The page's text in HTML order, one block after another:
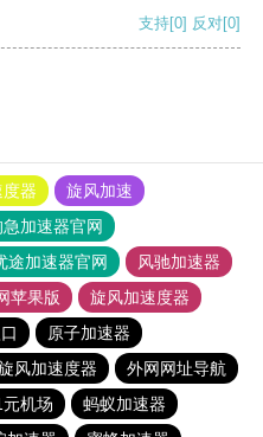
支持[0] 反对[0]
器
旋风加速
急加速器官网
途加速器官网
风驰加速器
苹果版
旋风加速度器
原子加速器
风加速度器
外网网址导航
元机场
蚂蚁加速器